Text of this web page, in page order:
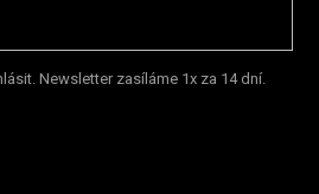
Newsletter zasíláme 1x za 14 dní.